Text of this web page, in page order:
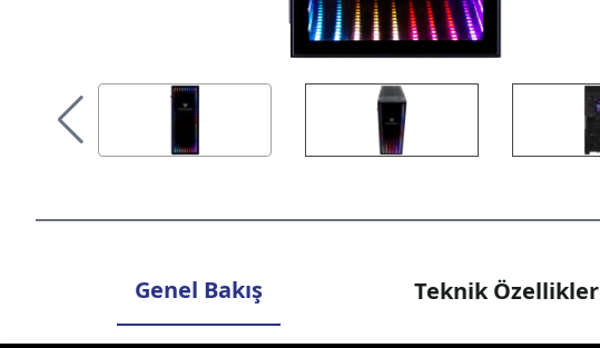
Genel Bakış Teknik Özellikler